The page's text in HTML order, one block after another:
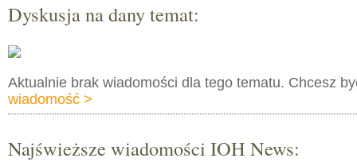
Dyskusja na dany temat:
Aktualnie brak wiadomości dla tego tematu. Chcesz
wiadomość >
Najświeższe wiadomości IOH News: